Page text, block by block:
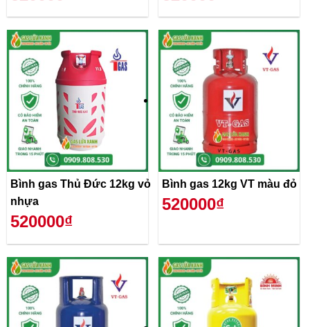
Bình gas Thủ Đức 12kg vỏ
nhựa
520000₫
Bình gas 12kg VT màu đỏ
520000₫